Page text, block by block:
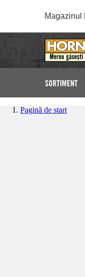
Magazinul
SORTIMENT
Pagină de start